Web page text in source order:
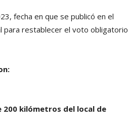
fecha en que se publicó en el
para restablecer el voto obligatorio
200 kilómetros del local de